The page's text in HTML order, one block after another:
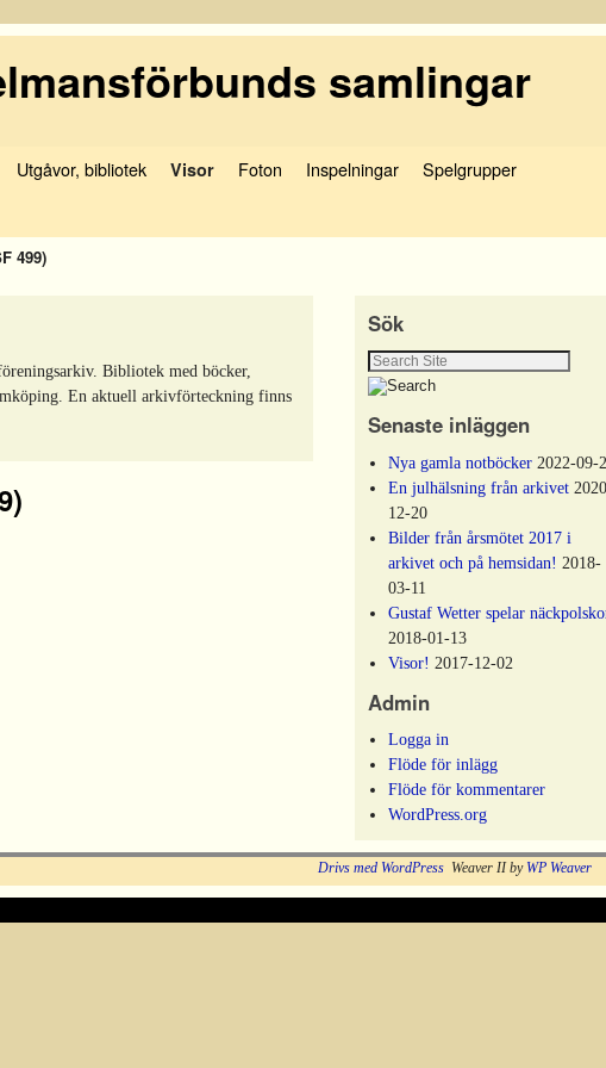
samlingar
Utgåvor, bibliotek Visor Foton Inspelningar
Spelgrupper
499)
Bibliotek med böcker,
En aktuell arkivförteckning finns
Sök
Senaste inläggen
Nya gamla notböcker 2022-09-
En julhälsning från arkivet
12-20
Bilder från årsmötet 2017 i
arkivet och på hemsidan! 2018-
03-11
Gustaf Wetter spelar
2018-01-13
Visor! 2017-12-02
Admin
Logga in
Flöde för inlägg
Flöde för kommentarer
WordPress.org
Drivs med WordPress Weaver II by WP Weaver